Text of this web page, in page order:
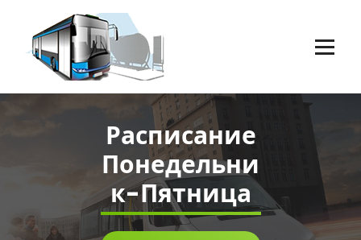
содержимому
Расписание
Понедельни
к-Пятница